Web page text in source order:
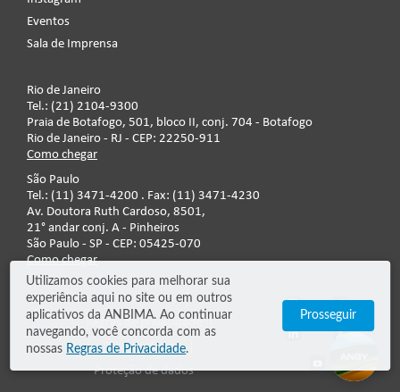
Utilizamos cookies para melhorar sua
experiência aqui no site ou em outros
aplicativos da ANBIMA. Ao continuar
navegando, você concorda com as
nossas Regras de Privacidade.
Prosseguir
Eventos
Sala de Imprensa
Rio de Janeiro
Tel.: (21) 2104-9300
Praia de Botafogo, 501, bloco II, conj. 704 - Botafogo
Rio de Janeiro - RJ - CEP: 22250-911
Como chegar
São Paulo
Tel.: (11) 3471-4200 . Fax: (11) 3471-4230
Av. Doutora Ruth Cardoso, 8501,
21° andar conj. A - Pinheiros
São Paulo - SP - CEP: 05425-070
Como chegar
Fale conosco
Regras de privacidade
Termos de uso
Proteção de dados